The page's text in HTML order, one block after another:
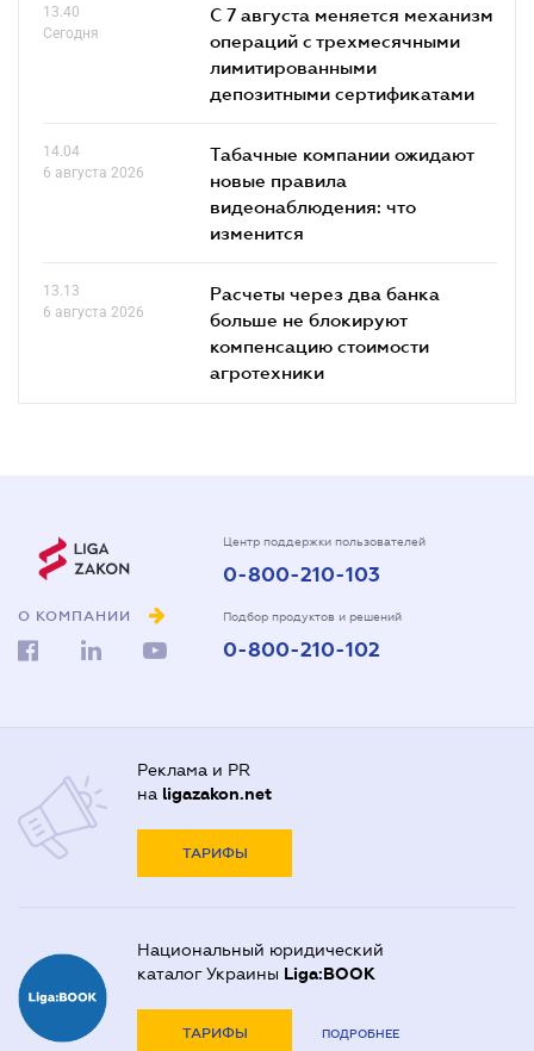
13.40
Сегодня
С 7 августа меняется механизм
операций с трехмесячными
лимитированными
депозитными сертификатами
14.04
6 августа 2026
Табачные компании ожидают
новые правила
видеонаблюдения: что
изменится
13.13
6 августа 2026
Расчеты через два банка
больше не блокируют
компенсацию стоимости
агротехники
О КОМПАНИИ
Центр поддержки пользователей
0-800-210-103
Подбор продуктов и решений
0-800-210-102
Реклама и PR
на ligazakon.net
ТАРИФЫ
Национальный юридический
каталог Украины Liga:BOOK
ТАРИФЫ ПОДРОБНЕЕ